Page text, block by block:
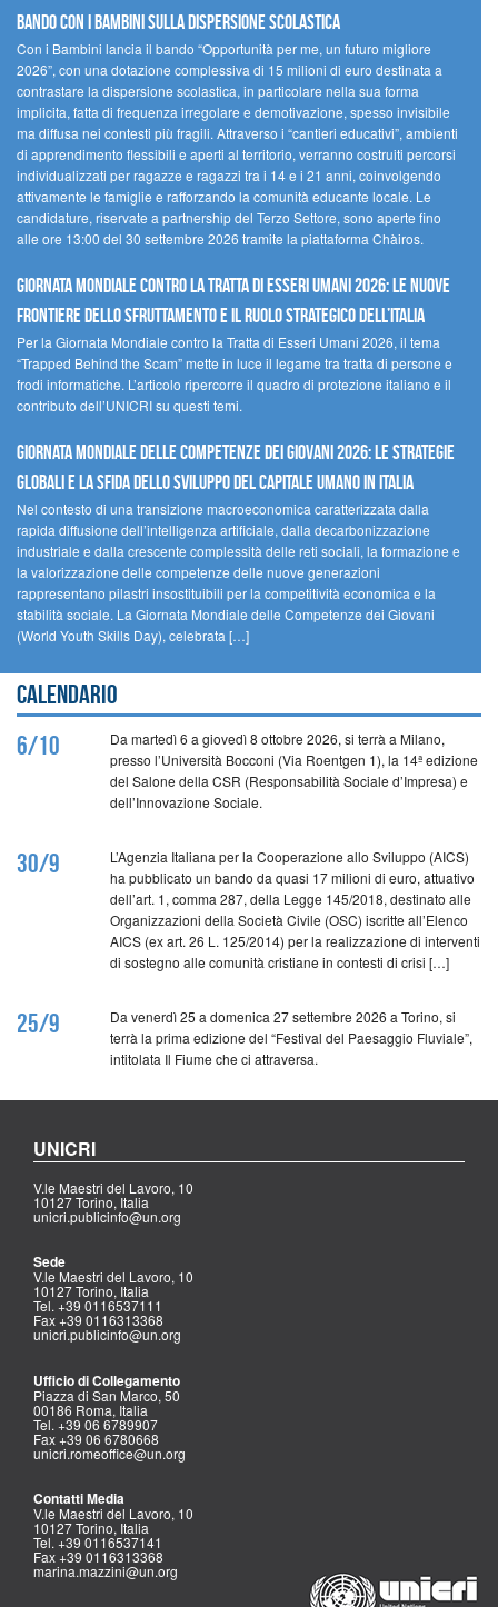
Bando Con i Bambini sulla dispersione scolastica
Con i Bambini lancia il bando “Opportunità per me, un futuro migliore
2026”, con una dotazione complessiva di 15 milioni di euro destinata a
contrastare la dispersione scolastica, in particolare nella sua forma
implicita, fatta di frequenza irregolare e demotivazione, spesso invisibile
ma diffusa nei contesti più fragili. Attraverso i “cantieri educativi”, ambienti
di apprendimento flessibili e aperti al territorio, verranno costruiti percorsi
individualizzati per ragazze e ragazzi tra i 14 e i 21 anni, coinvolgendo
attivamente le famiglie e rafforzando la comunità educante locale. Le
candidature, riservate a partnership del Terzo Settore, sono aperte fino
alle ore 13:00 del 30 settembre 2026 tramite la piattaforma Chàiros.
GIORNATA MONDIALE CONTRO LA TRATTA DI ESSERI UMANI 2026: LE NUOVE
FRONTIERE DELLO SFRUTTAMENTO E IL RUOLO STRATEGICO DELL’ITALIA
Per la Giornata Mondiale contro la Tratta di Esseri Umani 2026, il tema
“Trapped Behind the Scam” mette in luce il legame tra tratta di persone e
frodi informatiche. L’articolo ripercorre il quadro di protezione italiano e il
contributo dell’UNICRI su questi temi.
GIORNATA MONDIALE DELLE COMPETENZE DEI GIOVANI 2026: LE STRATEGIE
GLOBALI E LA SFIDA DELLO SVILUPPO DEL CAPITALE UMANO IN ITALIA
Nel contesto di una transizione macroeconomica caratterizzata dalla
rapida diffusione dell’intelligenza artificiale, dalla decarbonizzazione
industriale e dalla crescente complessità delle reti sociali, la formazione e
la valorizzazione delle competenze delle nuove generazioni
rappresentano pilastri insostituibili per la competitività economica e la
stabilità sociale. La Giornata Mondiale delle Competenze dei Giovani
(World Youth Skills Day), celebrata […]
Calendario
6/10
Da martedì 6 a giovedì 8 ottobre 2026, si terrà a Milano,
presso l’Università Bocconi (Via Roentgen 1), la 14ª edizione
del Salone della CSR (Responsabilità Sociale d’Impresa) e
dell’Innovazione Sociale.
30/9
L’Agenzia Italiana per la Cooperazione allo Sviluppo (AICS)
ha pubblicato un bando da quasi 17 milioni di euro, attuativo
dell’art. 1, comma 287, della Legge 145/2018, destinato alle
Organizzazioni della Società Civile (OSC) iscritte all’Elenco
AICS (ex art. 26 L. 125/2014) per la realizzazione di interventi
di sostegno alle comunità cristiane in contesti di crisi […]
25/9
Da venerdì 25 a domenica 27 settembre 2026 a Torino, si
terrà la prima edizione del “Festival del Paesaggio Fluviale”,
intitolata Il Fiume che ci attraversa.
UNICRI
V.le Maestri del Lavoro, 10
10127 Torino, Italia
unicri.publicinfo@un.org
Sede
V.le Maestri del Lavoro, 10
10127 Torino, Italia
Tel. +39 0116537111
Fax +39 0116313368
unicri.publicinfo@un.org
Ufficio di Collegamento
Piazza di San Marco, 50
00186 Roma, Italia
Tel. +39 06 6789907
Fax +39 06 6780668
unicri.romeoffice@un.org
Contatti Media
V.le Maestri del Lavoro, 10
10127 Torino, Italia
Tel. +39 0116537141
Fax +39 0116313368
marina.mazzini@un.org